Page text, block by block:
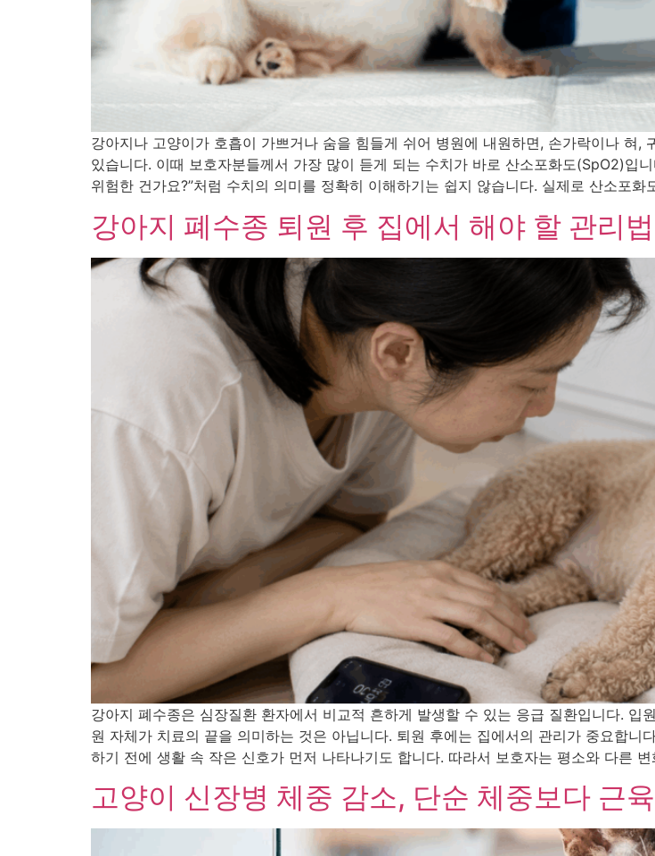
강아지나 고양이가 호흡이 가쁘거나 숨을 힘들게 쉬어 병원에 내원하면, 손가락이나 혀
있습니다. 이때 보호자분들께서 가장 많이 듣게 되는 수치가 바로 산소포화도(SpO2)입
위험한 건가요?”처럼 수치의 의미를 정확히 이해하기는 쉽지 않습니다. 실제로 산소포
강아지 폐수종 퇴원 후 집에서 해야 할 관리
강아지 폐수종은 심장질환 환자에서 비교적 흔하게 발생할 수 있는 응급 질환입니다.
원 자체가 치료의 끝을 의미하는 것은 아닙니다. 퇴원 후에는 집에서의 관리가 중요합
하기 전에 생활 속 작은 신호가 먼저 나타나기도 합니다. 따라서 보호자는 평소와 다른
고양이 신장병 체중 감소, 단순 체중보다 근